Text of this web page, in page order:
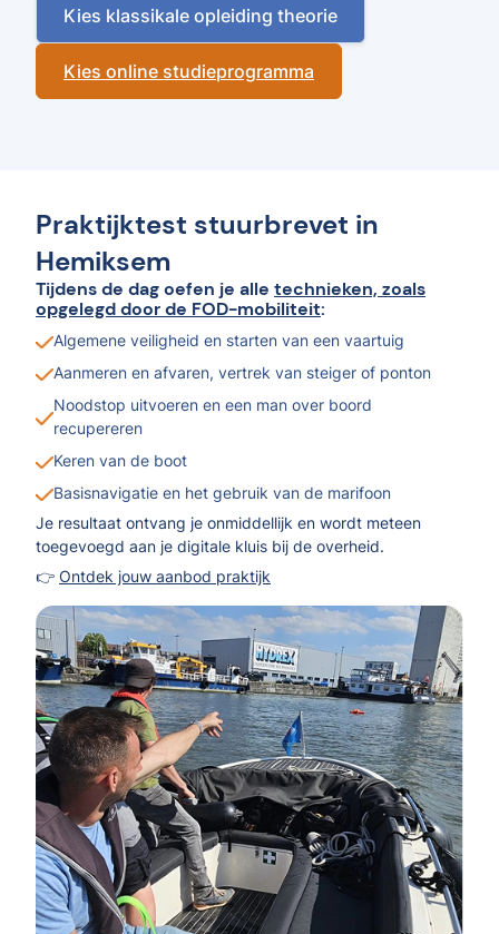
Kies klassikale opleiding theorie
Kies online studieprogramma
Praktijktest stuurbrevet in
Hemiksem
Tijdens de dag oefen je alle technieken, zoals
opgelegd door de FOD-mobiliteit:
Algemene veiligheid en starten van een vaartuig
Aanmeren en afvaren, vertrek van steiger of ponton
Noodstop uitvoeren en een man over boord
recupereren
Keren van de boot
Basisnavigatie en het gebruik van de marifoon
Je resultaat ontvang je onmiddellijk en wordt meteen
toegevoegd aan je digitale kluis bij de overheid.
👉 Ontdek jouw aanbod praktijk